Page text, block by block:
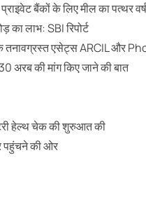
बैंकों के लिए मील का पत्थर वर्ष
का लाभ: SBI रिपोर्ट
एसेट्स ARCIL और
अरब की मांग किए जाने की बात
हेल्थ चेक की शुरुआत की
पहुंचने की ओर